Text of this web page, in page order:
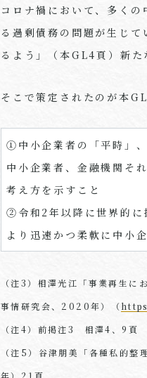
コロナ禍において、多く
る過剰債務の問題が生じ
るよう」（本GL4頁）新た
そこで策定されたのが本
①中小企業者の「平時」
中小企業者、金融機関そ
考え方を示すこと
②令和 2年以降に世界的に
より迅速かつ柔軟に中小
（注3）相澤光江「事業再生
事情研究会、2020年）（
（注4）前掲注3 相澤4、9頁
（注5）谷津朋美「各種私的
年）21頁